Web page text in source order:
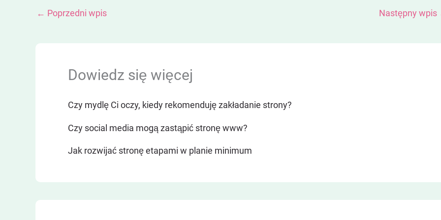
← Poprzedni wpis Następny wpis
Dowiedz się więcej
Czy mydlę Ci oczy, kiedy rekomenduję zakładanie strony?
Czy social media mogą zastąpić stronę www?
Jak rozwijać stronę etapami w planie minimum